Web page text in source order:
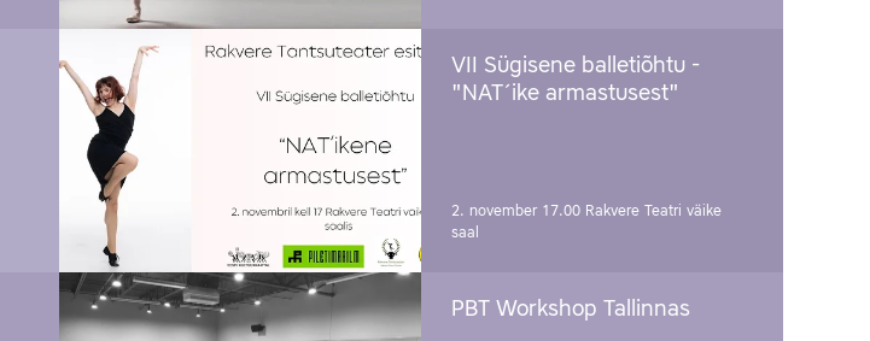
VII Sügisene balletiõhtu -
"NAT´ike armastusest"
2. november 17.00 Rakvere Teatri väike
saal
PBT Workshop Tallinnas